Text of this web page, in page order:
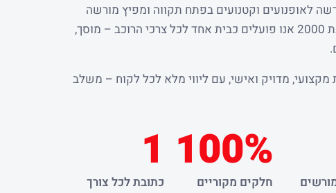
לאופנועים וקטנועים בפתח תקווה ומפיץ מורשה
. מאז שנת 2000 אנו פועלים כבית אחד לכל צרכי הרוכב – מוסך,
מקצועי, מדויק ואישי, עם ליווי מלא לכל לקוח – משלב
100%
חלקים מקוריים
1
כתובת לכל צורך